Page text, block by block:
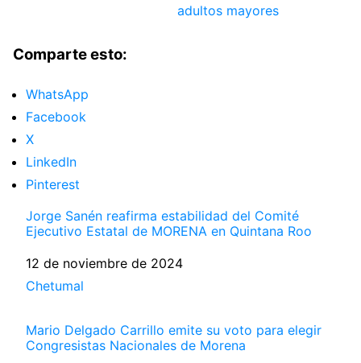
adultos mayores
Comparte esto:
WhatsApp
Facebook
X
LinkedIn
Pinterest
Jorge Sanén reafirma estabilidad del Comité
Ejecutivo Estatal de MORENA en Quintana Roo
Fecha
12 de noviembre de 2024
Respecto a
Chetumal
Mario Delgado Carrillo emite su voto para elegir
Congresistas Nacionales de Morena